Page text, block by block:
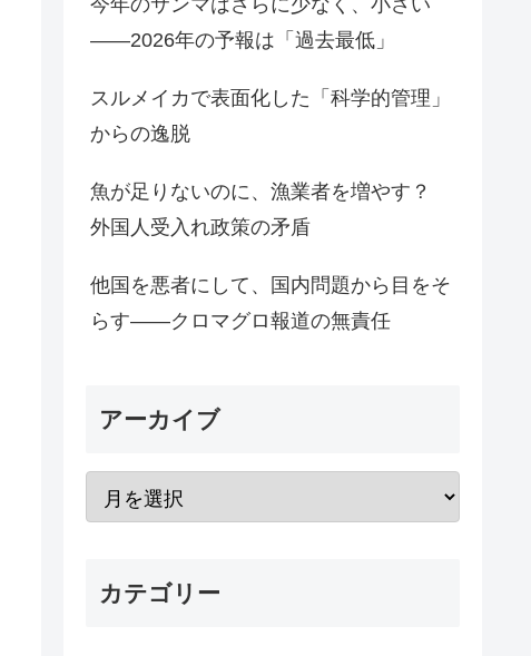
――2026年の予報は「過去最低」
スルメイカで表面化した「科学的管理」
からの逸脱
魚が足りないのに、漁業者を増やす？
外国人受入れ政策の矛盾
他国を悪者にして、国内問題から目をそ
らす――クロマグロ報道の無責任
アーカイブ
カテゴリー